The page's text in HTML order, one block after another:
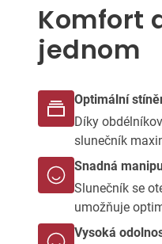
Komfort
jednom
Optimální
Díky
slunečník
Snadná
Slunečník se
umožňuje
Vysoká